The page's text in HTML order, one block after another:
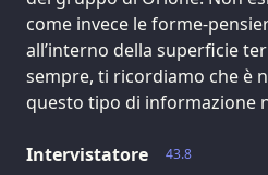
come invece le forme-
all’interno della superficie
sempre, ti ricordiamo che è
questo tipo di informazione
43.8
Intervistatore